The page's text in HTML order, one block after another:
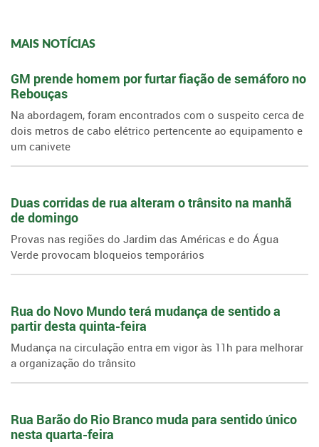
MAIS NOTÍCIAS
GM prende homem por furtar fiação de semáforo no
Rebouças
Na abordagem, foram encontrados com o suspeito cerca de
dois metros de cabo elétrico pertencente ao equipamento e
um canivete
Duas corridas de rua alteram o trânsito na manhã
de domingo
Provas nas regiões do Jardim das Américas e do Água
Verde provocam bloqueios temporários
Rua do Novo Mundo terá mudança de sentido a
partir desta quinta-feira
Mudança na circulação entra em vigor às 11h para melhorar
a organização do trânsito
Rua Barão do Rio Branco muda para sentido único
nesta quarta-feira